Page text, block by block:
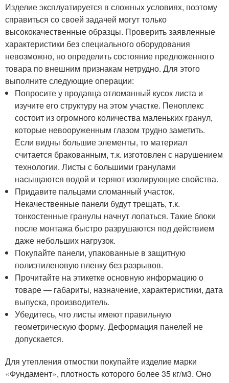
Изделие эксплуатируется в сложных условиях, поэтому
справиться со своей задачей могут только
высококачественные образцы. Проверить заявленные
характеристики без специального оборудования
невозможно, но определить состояние предложенного
товара по внешним признакам нетрудно. Для этого
выполните следующие операции:
Попросите у продавца отломанный кусок листа и
изучите его структуру на этом участке. Пеноплекс
состоит из огромного количества маленьких гранул,
которые невооруженным глазом трудно заметить.
Если видны большие элементы, то материал
считается бракованным, т.к. изготовлен с нарушением
технологии. Листы с большими гранулами
насыщаются водой и теряют изолирующие свойства.
Придавите пальцами сломанный участок.
Некачественные панели будут трещать, т.к.
тонкостенные гранулы начнут лопаться. Такие блоки
после монтажа быстро разрушаются под действием
даже небольших нагрузок.
Покупайте панели, упакованные в защитную
полиэтиленовую пленку без разрывов.
Прочитайте на этикетке основную информацию о
товаре — габариты, назначение, характеристики, дата
выпуска, производитель.
Убедитесь, что листы имеют правильную
геометрическую форму. Деформация панелей не
допускается.
Для утепления отмостки покупайте изделие марки
«Фундамент», плотность которого более 35 кг/м3. Оно